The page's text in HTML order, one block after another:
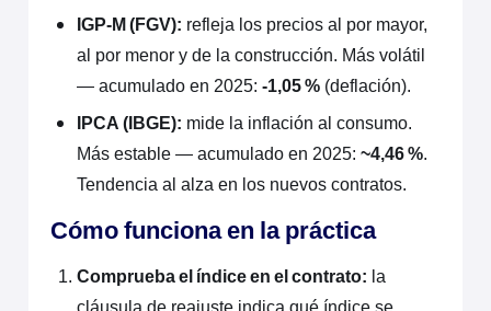
IGP-M (FGV): refleja los precios al por mayor,
al por menor y de la construcción. Más volátil
— acumulado en 2025: -1,05 % (deflación).
IPCA (IBGE): mide la inflación al consumo.
Más estable — acumulado en 2025: ~4,46 %.
Tendencia al alza en los nuevos contratos.
Cómo funciona en la práctica
Comprueba el índice en el contrato: la